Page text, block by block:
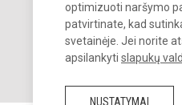
optimizuoti naršymo
patvirtinate, kad
svetainėje. Jei norite
apsilankyti slapukų
NUSTATYMAI
© 2022. Vilniaus lopšelis
Kopijuoti turinį be raštiško